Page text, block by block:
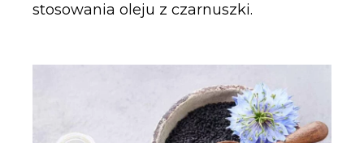
stosowania oleju z czarnuszki.